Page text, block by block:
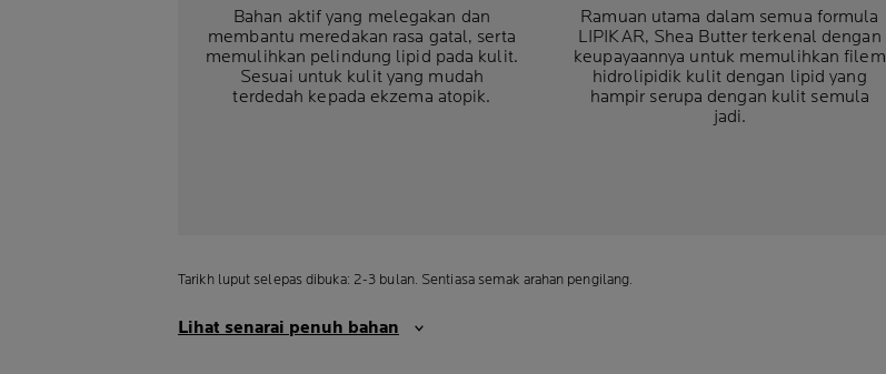
Bahan aktif yang melegakan dan
membantu meredakan rasa gatal, serta
memulihkan pelindung lipid pada kulit.
Sesuai untuk kulit yang mudah
terdedah kepada ekzema atopik.
Ramuan utama dalam semua formula
LIPIKAR, Shea Butter terkenal dengan
keupayaannya untuk memulihkan filem
hidrolipidik kulit dengan lipid yang
hampir serupa dengan kulit semula
jadi.
Tarikh luput selepas dibuka: 2-3 bulan. Sentiasa semak arahan pengilang.
Lihat senarai penuh bahan